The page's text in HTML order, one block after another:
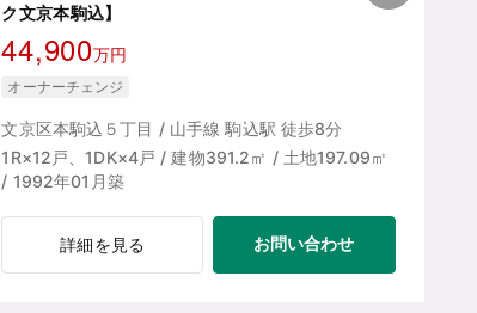
ク文京本駒込】
44,900万円
オーナーチェンジ
文京区本駒込５丁目 / 山手線 駒込駅 徒歩8分
1R×12戸、1DK×4戸 / 建物391.2㎡ / 土地197.09㎡
/ 1992年01月築
詳細を見る お問い合わせ